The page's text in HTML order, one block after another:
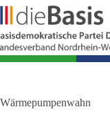
Zum
Inhalt
springen
Wärmepumpenwahn